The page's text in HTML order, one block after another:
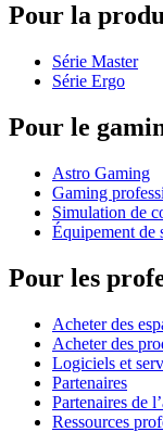
Pour la
Série Master
Série Ergo
Pour le
Astro Gaming
Gaming
Simulation de
Équipement de
Pour les
Acheter des
Acheter des
Logiciels et
Partenaires
Partenaires de
Ressources